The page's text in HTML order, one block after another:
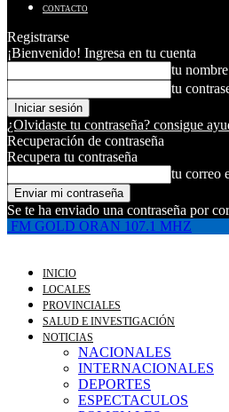
CONTACTO
Registrarse
¡Bienvenido! Ingresa en tu cuenta
tu
tu
¿Olvidaste tu contraseña? consigue
Recuperación de contraseña
Recupera tu contraseña
tu correo
Se te ha enviado una contraseña por
FM GOLD ORAN 107.1 MHZ
INICIO
LOCALES
PROVINCIALES
SALUD E INVESTIGACIÓN
NOTICIAS
NACIONALES
INTERNACIONALES
DEPORTES
ESPECTACULOS